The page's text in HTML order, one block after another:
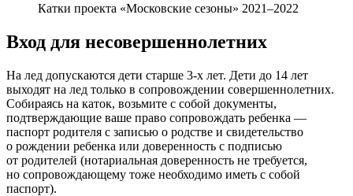
Катки проекта «Московские сезоны» 2021–2022
Вход для несовершеннолетних
На лед допускаются дети старше 3-х лет. Дети до 14 лет
выходят на лед только в сопровождении совершеннолетних.
Собираясь на каток, возьмите с собой документы,
подтверждающие ваше право сопровождать ребенка —
паспорт родителя с записью о родстве и свидетельство
о рождении ребенка или доверенность с подписью
от родителей (нотариальная доверенность не требуется,
но сопровождающему тоже необходимо иметь с собой
паспорт).